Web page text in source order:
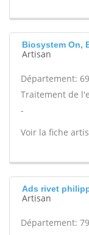
Biosystem On,
Artisan
Département: 69
Traitement de
-
Voir la fiche
Ads rivet
Artisan
Département: 79